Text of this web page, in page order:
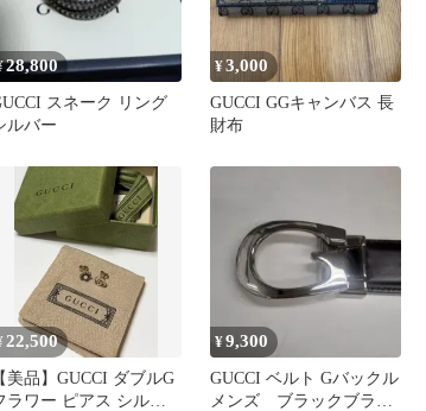
28,800
スネーク リング
ルバー
¥3,000
GUCCI GGキャンバス 長
財布
22,500
【美品】GUCCI ダブルG
ラワー ピアス シルバ
¥9,300
GUCCI ベルト Gバックル
メンズ ブラックブラウ